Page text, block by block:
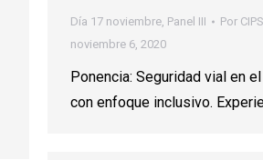
Día 17 noviembre, Panel III Por
noviembre 6, 2020
Ponencia: Seguridad vial en
con enfoque inclusivo.